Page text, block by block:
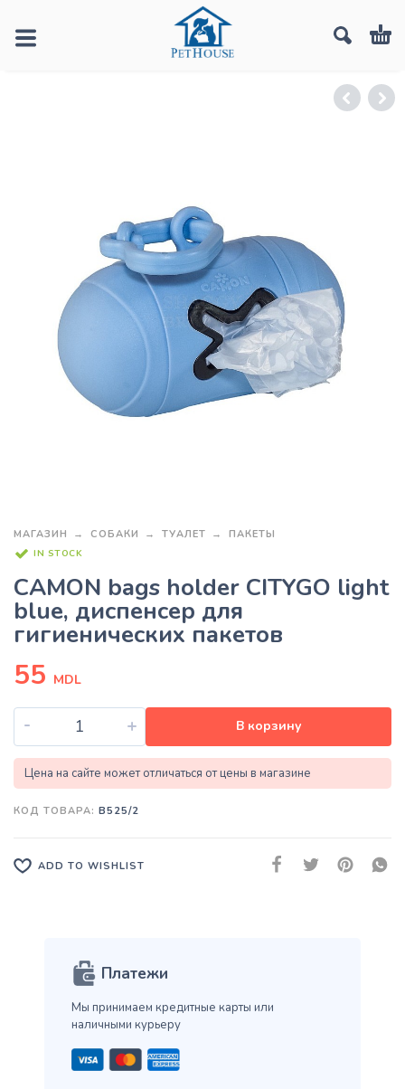
МАГАЗИН СОБАКИ ТУАЛЕТ ПАКЕТЫ
IN STOCK
CAMON bags holder CITYGO light
blue, диспенсер для
гигиенических пакетов
55 MDL
- + В корзину
Цена на сайте может отличаться от цены в магазине
КОД ТОВАРА: B525/2
ADD TO WISHLIST
Платежи
Мы принимаем кредитные карты или
наличными курьеру